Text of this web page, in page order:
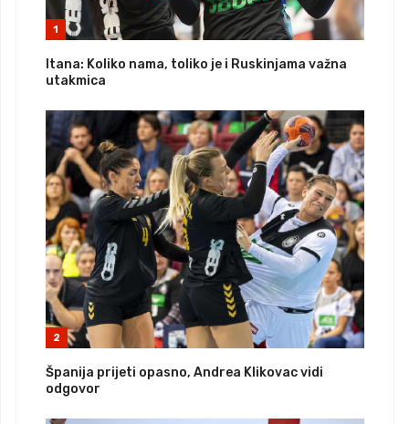
1
Itana: Koliko nama, toliko je i Ruskinjama važna
utakmica
2
Španija prijeti opasno, Andrea Klikovac vidi
odgovor